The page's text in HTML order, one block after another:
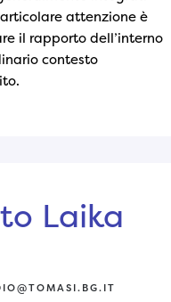
attenzione è
il rapporto dell’interno
contesto
Laika